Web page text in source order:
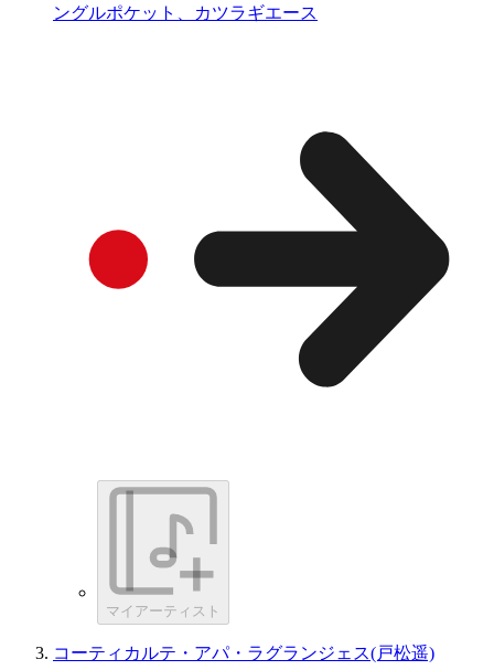
ングルポケット、カツラギエース
マイアーティスト
コーティカルテ・アパ・ラグランジェス(戸松遥)